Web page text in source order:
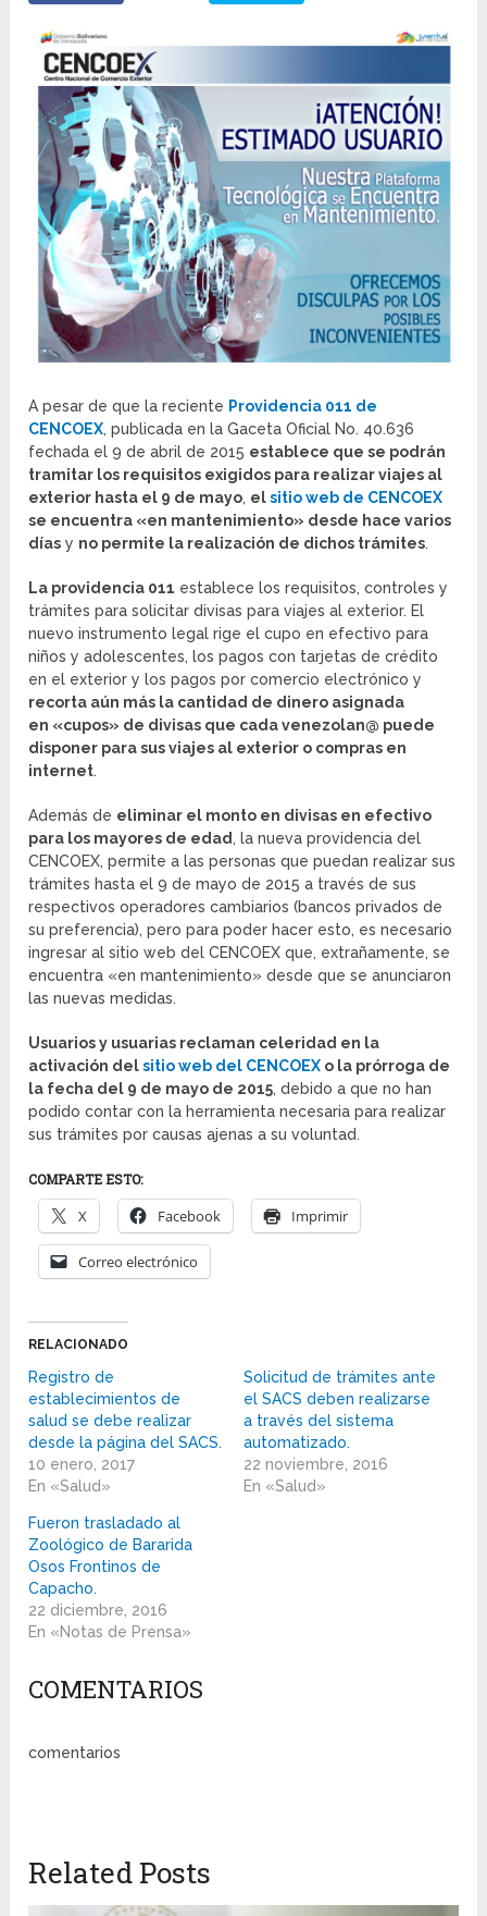
A pesar de que la reciente Providencia 011 de
CENCOEX, publicada en la Gaceta Oficial No. 40.636
fechada el 9 de abril de 2015 establece que se podrán
tramitar los requisitos exigidos para realizar viajes al
exterior hasta el 9 de mayo, elsitio web de CENCOEX
se encuentra «en mantenimiento» desde hace varios
días y no permite la realización de dichos trámites.
La providencia 011 establece los requisitos, controles y
trámites para solicitar divisas para viajes al exterior. El
nuevo instrumento legal rige el cupo en efectivo para
niños y adolescentes, los pagos con tarjetas de crédito
en el exterior y los pagos por comercio electrónico y
recorta aún más la cantidad de dinero asignada
en «cupos» de divisas que cada venezolan@ puede
disponer para sus viajes al exterior o compras en
internet.
Además de eliminar el monto en divisas en efectivo
para los mayores de edad, la nueva providencia del
CENCOEX, permite a las personas que puedan realizar sus
trámites hasta el 9 de mayo de 2015 a través de sus
respectivos operadores cambiarios (bancos privados de
su preferencia), pero para poder hacer esto, es necesario
ingresar al sitio web del CENCOEX que, extrañamente, se
encuentra «en mantenimiento» desde que se anunciaron
las nuevas medidas.
Usuarios y usuarias reclaman celeridad en la
activación delsitio web del CENCOEX o la prórroga de
la fecha del 9 de mayo de 2015, debido a que no han
podido contar con la herramienta necesaria para realizar
sus trámites por causas ajenas a su voluntad.
COMPARTE ESTO:
X Facebook Imprimir
Correo electrónico
RELACIONADO
Registro de
establecimientos de
salud se debe realizar
desde la página del SACS.
10 enero, 2017
En «Salud»
Solicitud de trámites ante
el SACS deben realizarse
a través del sistema
automatizado.
22 noviembre, 2016
En «Salud»
Fueron trasladado al
Zoológico de Bararida
Osos Frontinos de
Capacho.
22 diciembre, 2016
En «Notas de Prensa»
COMENTARIOS
comentarios
Related Posts